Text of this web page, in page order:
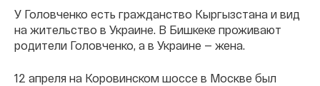
У Головченко есть гражданство Кыргызстана и вид
на жительство в Украине. В Бишкеке проживают
родители Головченко, а в Украине — жена.
12 апреля на Коровинском шоссе в Москве был